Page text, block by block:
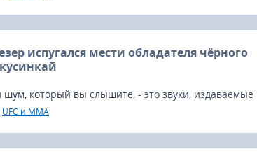
испугался мести обладателя чёрного
шум, который вы слышите, - это звуки, издаваемые
комментирующего мощный информационный
UFC и MMA